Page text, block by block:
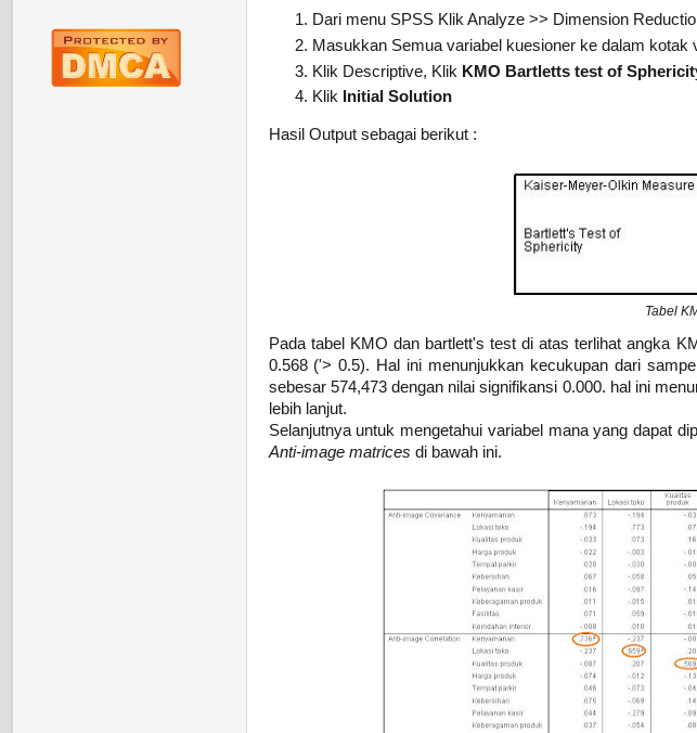
Dari menu SPSS Klik Analyze >> Dimension
Masukkan Semua variabel kuesioner ke dalam kotak
Klik Descriptive, Klik KMO Bartletts test of Sphericit
Klik Initial Solution
Hasil Output sebagai berikut :
Tabel
Pada tabel KMO dan bartlett's test di atas terlihat angka
0.568 ('> 0.5). Hal ini menunjukkan kecukupan dari
sebesar 574,473 dengan nilai signifikansi 0.000. hal ini
lebih lanjut.
Selanjutnya untuk mengetahui variabel mana yang dapat
Anti-image matrices di bawah ini.